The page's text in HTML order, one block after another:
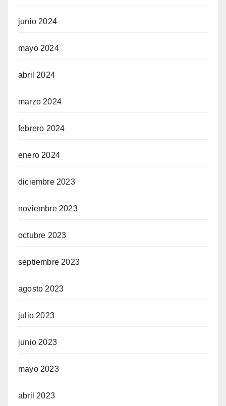
junio 2024
mayo 2024
abril 2024
marzo 2024
febrero 2024
enero 2024
diciembre 2023
noviembre 2023
octubre 2023
septiembre 2023
agosto 2023
julio 2023
junio 2023
mayo 2023
abril 2023